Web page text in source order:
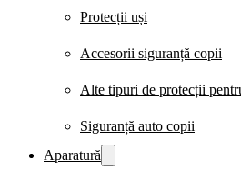
Protecții uși
Accesorii siguranță copii
Alte tipuri de protecții
Siguranță auto copii
Aparatură